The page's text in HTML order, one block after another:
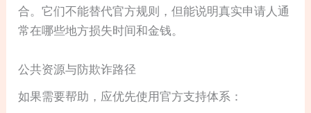
合。它们不能替代官方规则，但能说明真实申请人通
常在哪些地方损失时间和金钱。
公共资源与防欺诈路径
如果需要帮助，应优先使用官方支持体系：